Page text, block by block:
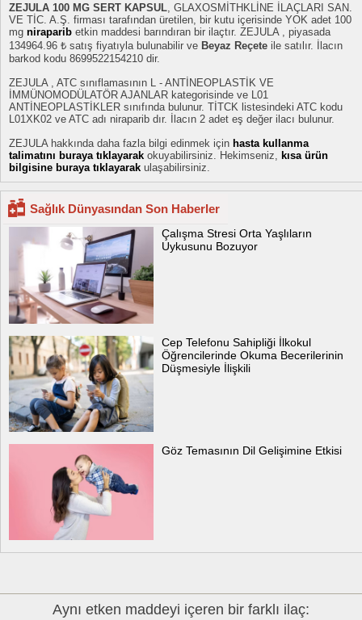
ZEJULA 100 MG SERT KAPSUL, GLAXOSMİTHKLİNE İLAÇLARI SAN.
VE TİC. A.Ş. firması tarafından üretilen, bir kutu içerisinde YOK adet 100
mg niraparib etkin maddesi barındıran bir ilaçtır. ZEJULA , piyasada
134964.96 ₺ satış fiyatıyla bulunabilir ve Beyaz Reçete ile satılır. İlacın
barkod kodu 8699522154210 dir.
ZEJULA , ATC sınıflamasının L - ANTİNEOPLASTİK VE
İMMÜNOMODÜLATÖR AJANLAR kategorisinde ve L01
ANTİNEOPLASTİKLER sınıfında bulunur. TİTCK listesindeki ATC kodu
L01XK02 ve ATC adı niraparib dır. İlacın 2 adet eş değer ilacı bulunur.
ZEJULA hakkında daha fazla bilgi edinmek için hasta kullanma
talimatını buraya tıklayarak okuyabilirsiniz. Hekimseniz, kısa ürün
bilgisine buraya tıklayarak ulaşabilirsiniz.
Sağlık Dünyasından Son Haberler
Çalışma Stresi Orta Yaşlıların
Uykusunu Bozuyor
Cep Telefonu Sahipliği İlkokul
Öğrencilerinde Okuma Becerilerinin
Düşmesiyle İlişkili
Göz Temasının Dil Gelişimine Etkisi
Aynı etken maddeyi içeren bir farklı ilaç: